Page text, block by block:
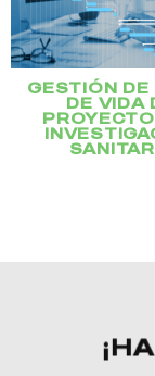
GESTIÓN DE
DE VIDA